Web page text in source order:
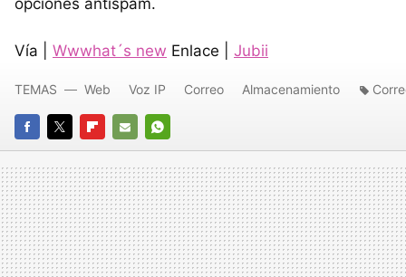
opciones antispam.
Vía | Wwwhat´s new Enlace | Jubii
FACEBOOK
TWITTERFLIPBOARD
E-
MAIL
WHATSAPP
TEMAS Web Voz IP Correo Almacenamiento